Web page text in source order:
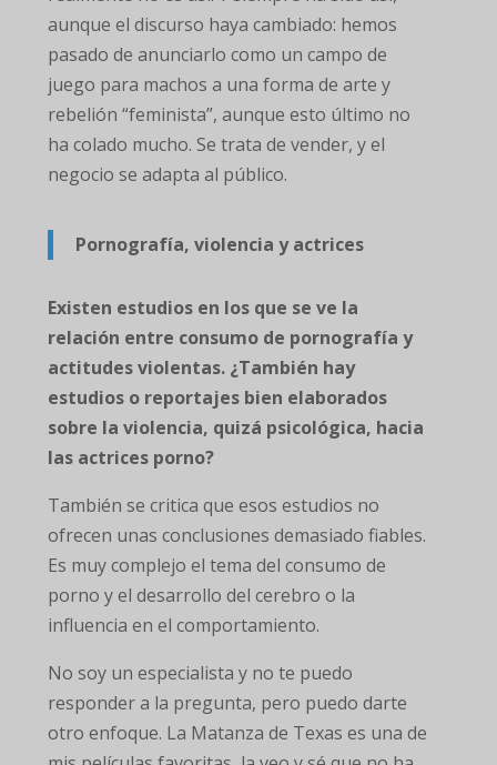
aunque el discurso haya cambiado: hemos
pasado de anunciarlo como un campo de
juego para machos a una forma de arte y
rebelión “feminista”, aunque esto último no
ha colado mucho. Se trata de vender, y el
negocio se adapta al público.
Pornografía, violencia y actrices
Existen estudios en los que se ve la
relación entre consumo de pornografía y
actitudes violentas. ¿También hay
estudios o reportajes bien elaborados
sobre la violencia, quizá psicológica, hacia
las actrices porno?
También se critica que esos estudios no
ofrecen unas conclusiones demasiado fiables.
Es muy complejo el tema del consumo de
porno y el desarrollo del cerebro o la
influencia en el comportamiento.
No soy un especialista y no te puedo
responder a la pregunta, pero puedo darte
otro enfoque. La Matanza de Texas es una de